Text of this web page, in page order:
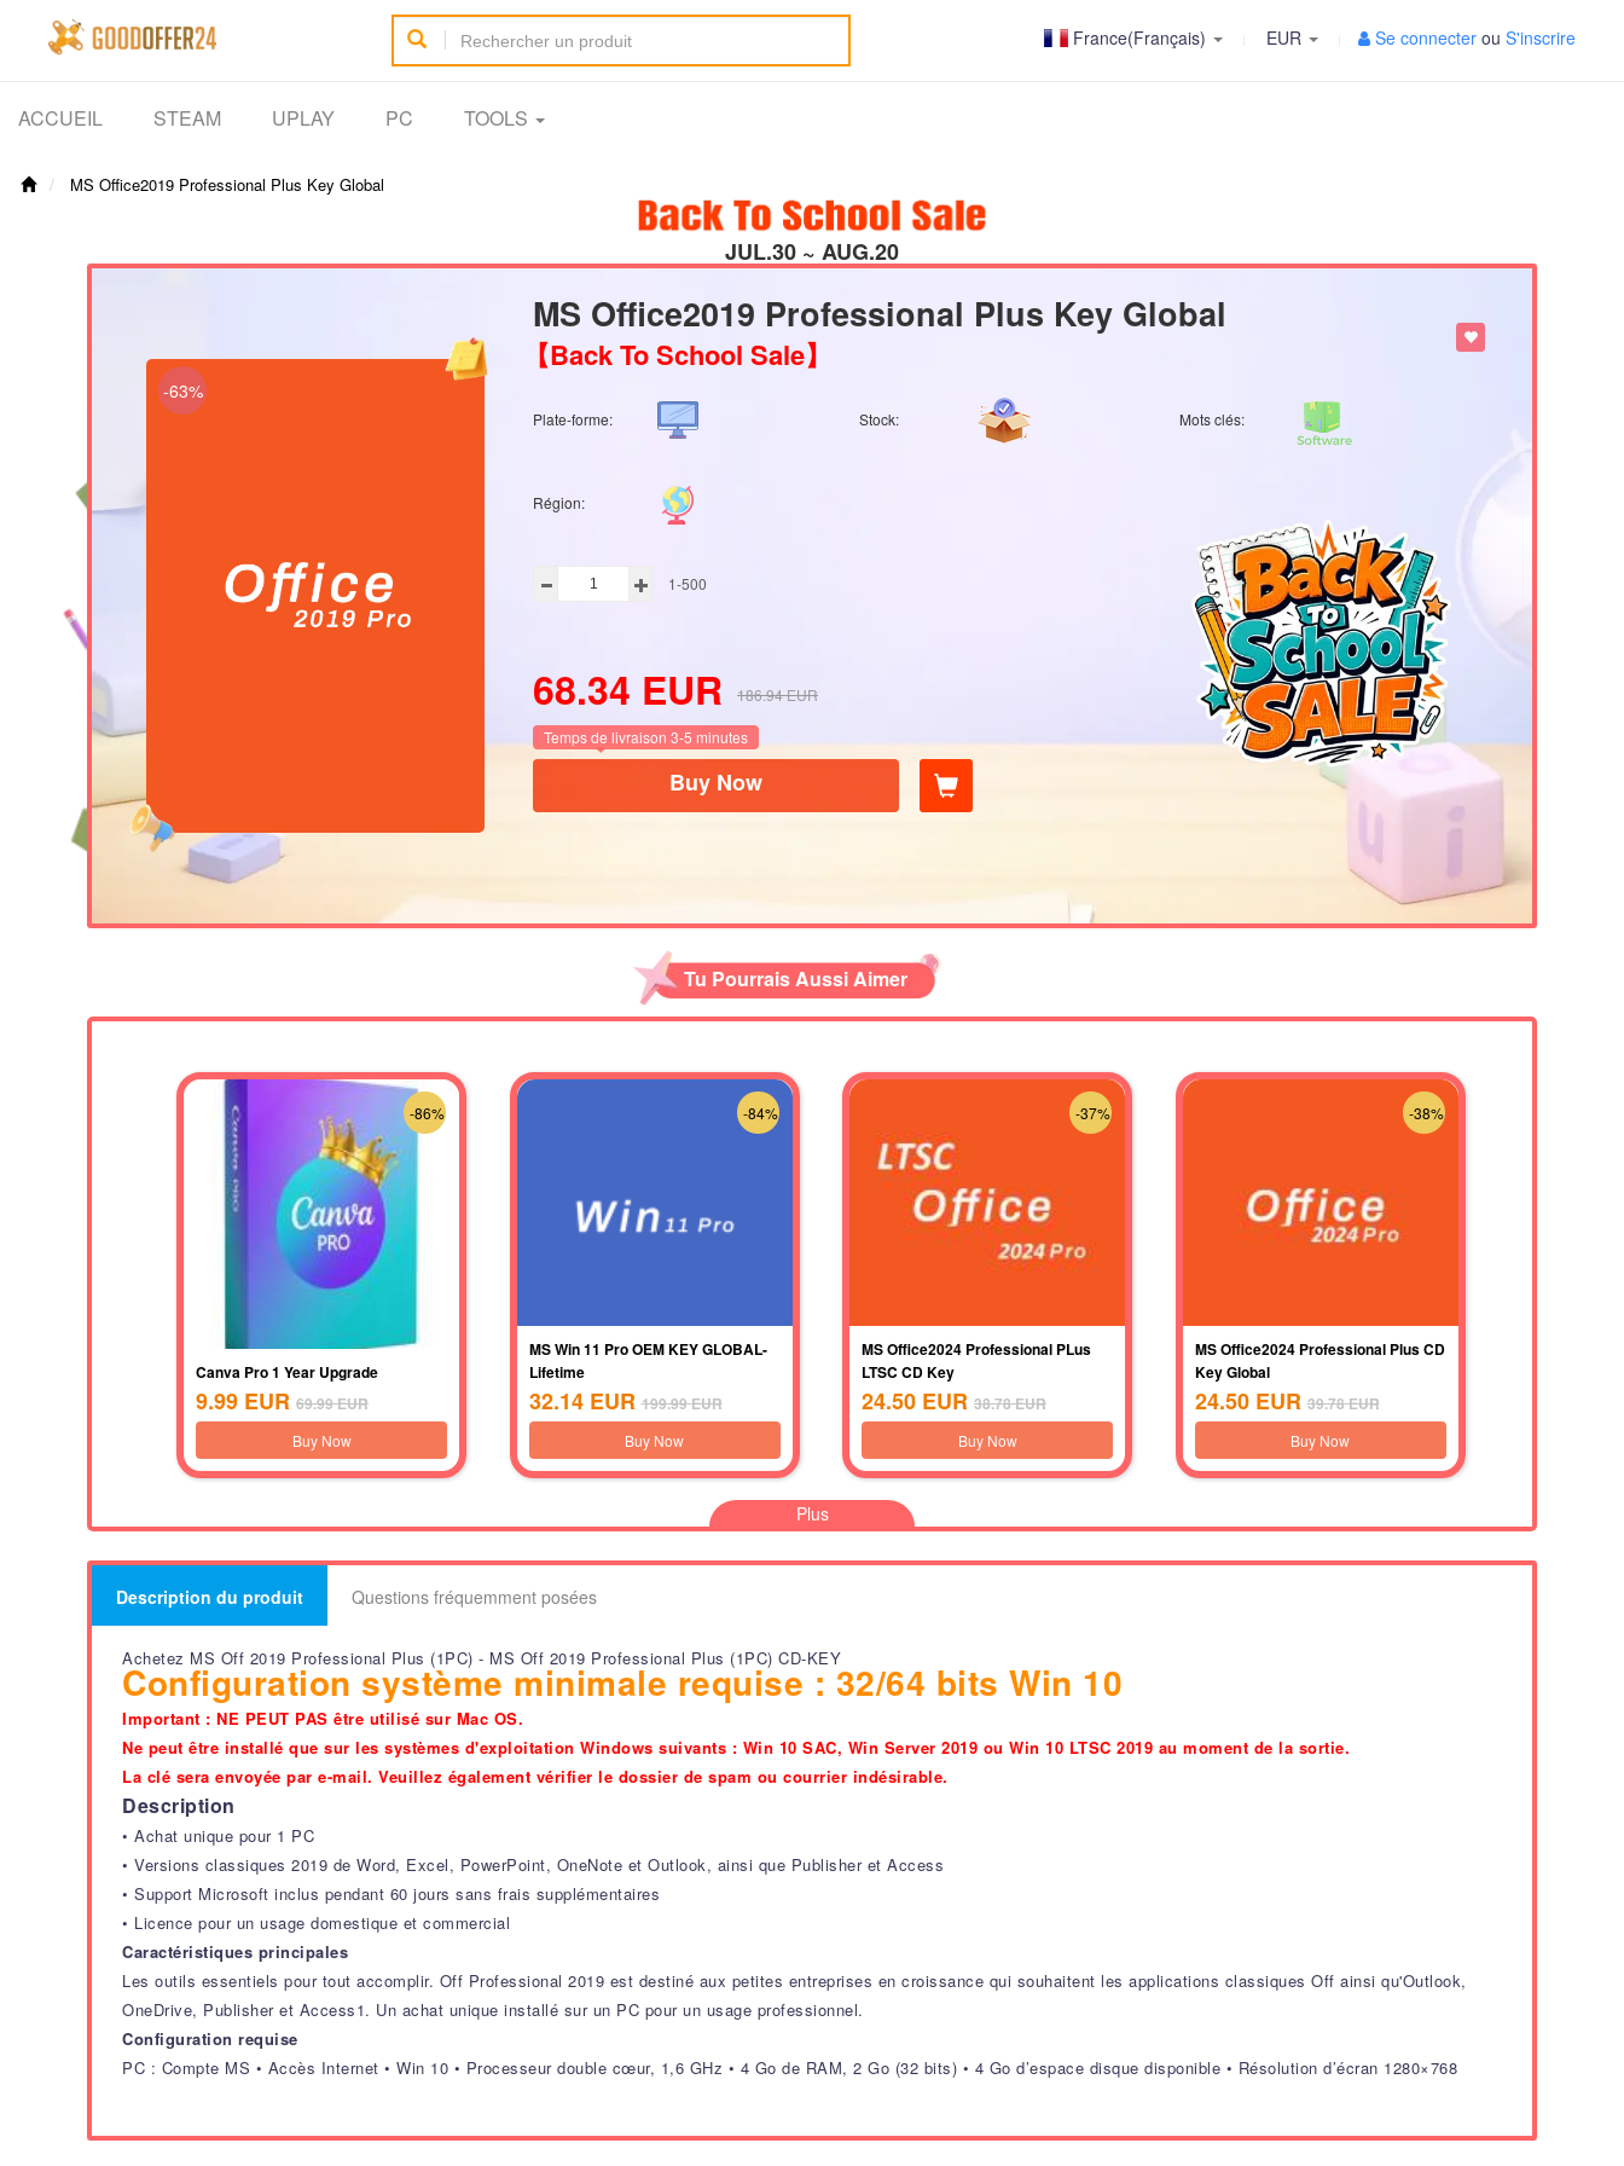
France(Français) EUR Se connecter ou S'inscrire
ACCUEIL STEAM UPLAY PC TOOLS
MS Office2019 Professional Plus Key Global
JUL.30 ~ AUG.20
-63%
MS Office2019 Professional Plus Key Global
【Back To School Sale】
Plate-forme: Stock: Mots clés:
Région:
1-500
68.34 EUR 186.94EUR
Temps de livraison 3-5 minutes
Buy Now
Tu Pourrais Aussi Aimer
-86%
Canva Pro 1 Year Upgrade
9.99 EUR 69.99EUR
Buy Now
-84%
MS Win 11 Pro OEM KEY GLOBAL-
Lifetime
32.14 EUR 199.99EUR
Buy Now
-37%
MS Office2024 Professional PLus
LTSC CD Key
24.50 EUR 38.78EUR
Buy Now
-38%
MS Office2024 Professional Plus CD
Key Global
24.50 EUR 39.78EUR
Buy Now
Plus
Description du produit Questions fréquemment posées
Achetez MS Off 2019 Professional Plus (1PC) - MS Off 2019 Professional Plus (1PC) CD-KEY
Configuration système minimale requise : 32/64 bits Win 10
Important : NE PEUT PAS être utilisé sur Mac OS.
Ne peut être installé que sur les systèmes d'exploitation Windows suivants : Win 10 SAC, Win Server 2019 ou Win 10 LTSC 2019 au moment de la sortie.
La clé sera envoyée par e-mail. Veuillez également vérifier le dossier de spam ou courrier indésirable.
Description
• Achat unique pour 1 PC
• Versions classiques 2019 de Word, Excel, PowerPoint, OneNote et Outlook, ainsi que Publisher et Access
• Support Microsoft inclus pendant 60 jours sans frais supplémentaires
• Licence pour un usage domestique et commercial
Caractéristiques principales
Les outils essentiels pour tout accomplir. Off Professional 2019 est destiné aux petites entreprises en croissance qui souhaitent les applications classiques Off ainsi qu'Outlook,
OneDrive, Publisher et Access1. Un achat unique installé sur un PC pour un usage professionnel.
Configuration requise
PC : Compte MS • Accès Internet • Win 10 • Processeur double cœur, 1,6 GHz • 4 Go de RAM, 2 Go (32 bits) • 4 Go d’espace disque disponible • Résolution d’écran 1280×768